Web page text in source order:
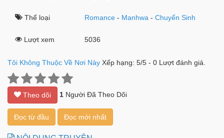
Thể loại Romance - Manhwa -Chuyển Sinh
Lượt xem 5036
Tôi Không Thuộc Về Nơi Này Xếp hạng: 5/5 - 0 Lượt đánh giá.
Theo dõi 1 Người Đã Theo Dõi
Đọc từ đầu Đọc mới nhất